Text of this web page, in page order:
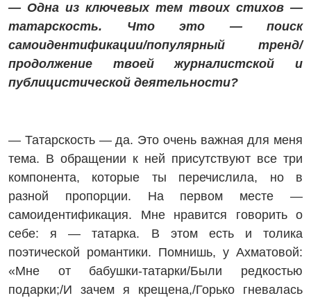
— Одна из ключевых тем твоих стихов —
татарскость. Что это — поиск
самоидентификации/популярный тренд/
продолжение твоей журналистской и
публицистической деятельности?
— Татарскость — да. Это очень важная для меня
тема. В обращении к ней присутствуют все три
компонента, которые ты перечислила, но в
разной пропорции. На первом месте —
самоидентификация. Мне нравится говорить о
себе: я — татарка. В этом есть и толика
поэтической романтики. Помнишь, у Ахматовой:
«Мне от бабушки-татарки/Были редкостью
подарки;/И зачем я крещена,/Горько гневалась